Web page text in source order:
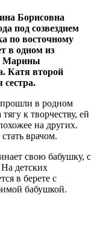
Борисовна
под созвездием
по восточному
в одном из
Марины
Катя второй
сестра.
в родном
к творчеству, ей
на других.
врачом.
свою бабушку, с
детских
в берете с
бабушкой.